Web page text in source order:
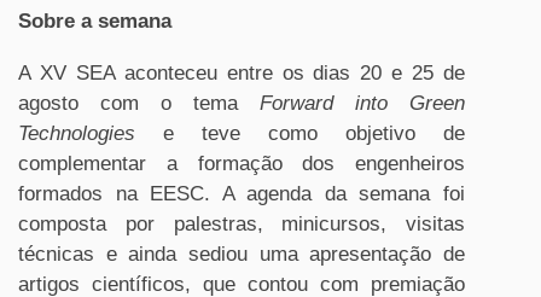
Sobre a semana
A XV SEA aconteceu entre os dias 20 e 25 de
agosto com o temaForward into Green
Technologies e teve como objetivo de
complementar a formação dos engenheiros
formados na EESC. A agenda da semana foi
composta por palestras, minicursos, visitas
técnicas e ainda sediou uma apresentação de
artigos científicos, que contou com premiação